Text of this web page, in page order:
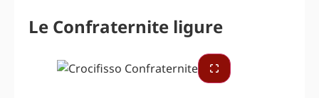
Le Confraternite ligure